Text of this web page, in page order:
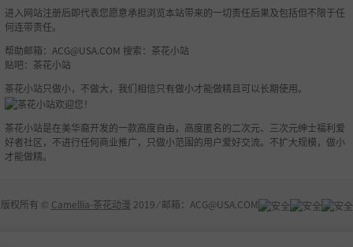
进入网站注册后即代表您愿意承担浏览本站带来的一切责任后果及包括但不限于任
何连带责任。
帮助邮箱： ACG@USA.COM 搜索：茶花小站
贴吧：茶花小站
茶花小站只做小，不做大，我们相信只有做小才能做精且可以长期使用。
茶花小站是在美华裔开发的一款高度自由，高度匿名的二次元、三次元绅士福利爱
好者社区，不进行任何商业推广，只做小范围的用户爱好交流。不扩大规模，做小
才能做精。
版权所有 © Camellia-茶花动漫 2019 ⁄ 邮箱： ACG@USA.COM